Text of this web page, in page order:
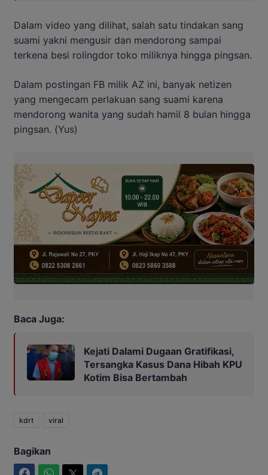
Dalam video yang dilihat, salah satu tindakan sang
suami yakni mengusir dan mendorong sampai
terkena besi rolingdor toko miliknya hingga pingsan.
Dalam postingan FB milik AZ ini, banyak netizen
yang mengecam perlakuan sang suami karena
mendorong wanita yang sudah hamil 8 bulan hingga
pingsan. (Yus)
Baca Juga:
Kejati Dalami Dugaan Gratifikasi,
Tersangka Kasus Dana Hibah KPU
Kotim Bisa Bertambah
kdrt viral
Bagikan